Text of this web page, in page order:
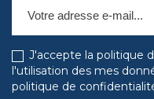
J'accepte la politique
l'utilisation des mes
politique de